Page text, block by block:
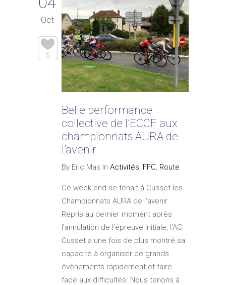
Oct
5
Belle performance
collective de l’ECCF aux
championnats AURA de
l’avenir
By Eric Mas In Activités, FFC, Route
Ce week-end se tenait à Cusset les
Championnats AURA de l’avenir.
Repris au dernier moment après
l’annulation de l’épreuve initiale, l’AC
Cusset a une fois de plus montré sa
capacité à organiser de grands
évènements rapidement et faire
face aux difficultés. Nous tenons à